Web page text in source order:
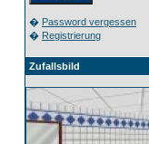
� Password vergessen
� Registrierung
Zufallsbild